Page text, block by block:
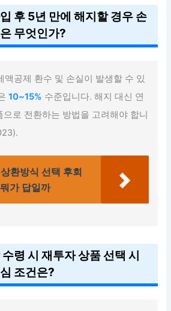
후 5년 만에 해지할 경우 손
무엇인가?
액공제 환수 및 손실이 발생할 수 있
10~15% 수준입니다. 해지 대신 연
으로 전환하는 방법을 고려해야 합니
환방식 선택 후회
가 답일까
령 시 재투자 상품 선택 시
조건은?